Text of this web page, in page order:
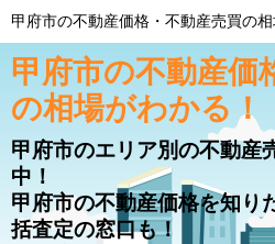
甲府市の不動産価格・不動産売買の
甲府市の不動産価
の相場がわかる！
甲府市のエリア別の不動産
中！
甲府市の不動産価格を知り
括査定の窓口も！